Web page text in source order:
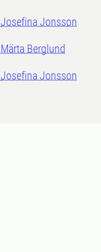
Josefina Jonsson
Märta Berglund
Josefina Jonsson